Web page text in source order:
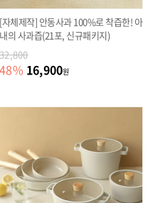
[자체제작] 안동사과 100%로 착즙한! 아
내의 사과즙(21포, 신규패키지)
32,800
48% 16,900원